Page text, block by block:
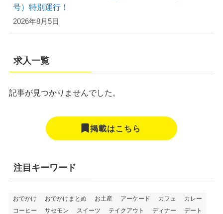
号）特別運行！
2026年8月5日
求人一覧
記事が見つかりませんでした。
掲載はこちら
注目キーワード
おでかけ おでかけまとめ お土産 アーケード カフェ
カレー
コーヒー
サセモン スイーツ テイクアウト ディナー デート